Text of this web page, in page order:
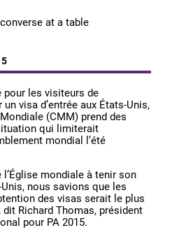
les visiteurs de
un visa d’entrée aux États-Unis,
(CMM) prend des
qui limiterait
mondial l’été
l’Église mondiale à tenir son
nous savions que les
des visas serait le plus
Richard Thomas, président
pour PA 2015.